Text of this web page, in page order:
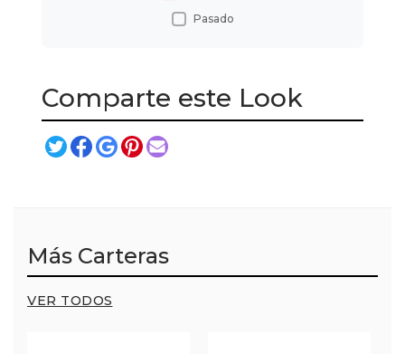
Pasado
Comparte este Look
Más Carteras
VER TODOS